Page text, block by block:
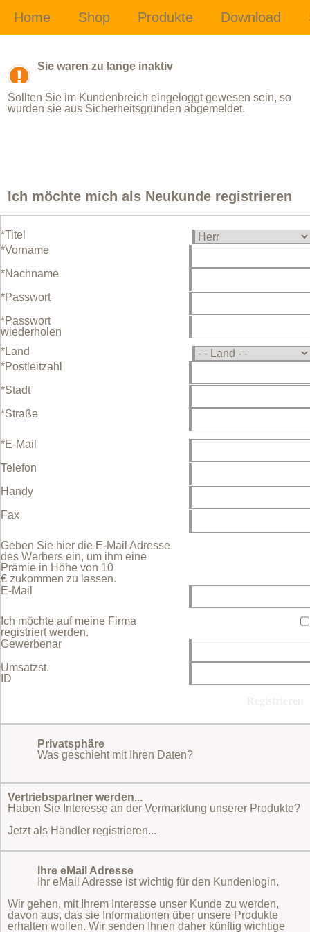
Sie waren zu lange inaktiv
Sollten Sie im Kundenbreich eingeloggt gewesen sein, so
wurden sie aus Sicherheitsgründen abgemeldet.
Ich möchte mich als Neukunde registrieren
*Titel
*Vorname
*Nachname
*Passwort
*Passwort
wiederholen
*Land
*Postleitzahl
*Stadt
*Straße
*E-Mail
Telefon
Handy
Fax
Geben Sie hier die E-Mail Adresse
des Werbers ein, um ihm eine
Prämie in Höhe von 10
€ zukommen zu lassen.
E-Mail
Ich möchte auf meine Firma
registriert werden.
Gewerbename
Umsatzst.
ID
Privatsphäre
Was geschieht mit Ihren Daten?
Vertriebspartner werden...
Haben Sie Interesse an der Vermarktung unserer Produkte?
Jetzt als Händler registrieren...
Ihre eMail Adresse
Ihr eMail Adresse ist wichtig für den Kundenlogin.
Wir gehen, mit Ihrem Interesse unser Kunde zu werden,
davon aus, das sie Informationen über unsere Produkte
erhalten wollen. Wir senden Ihnen daher künftig wichtige